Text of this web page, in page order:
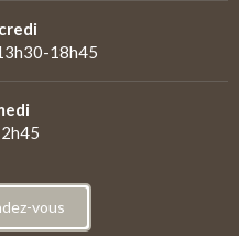
18h45
vous